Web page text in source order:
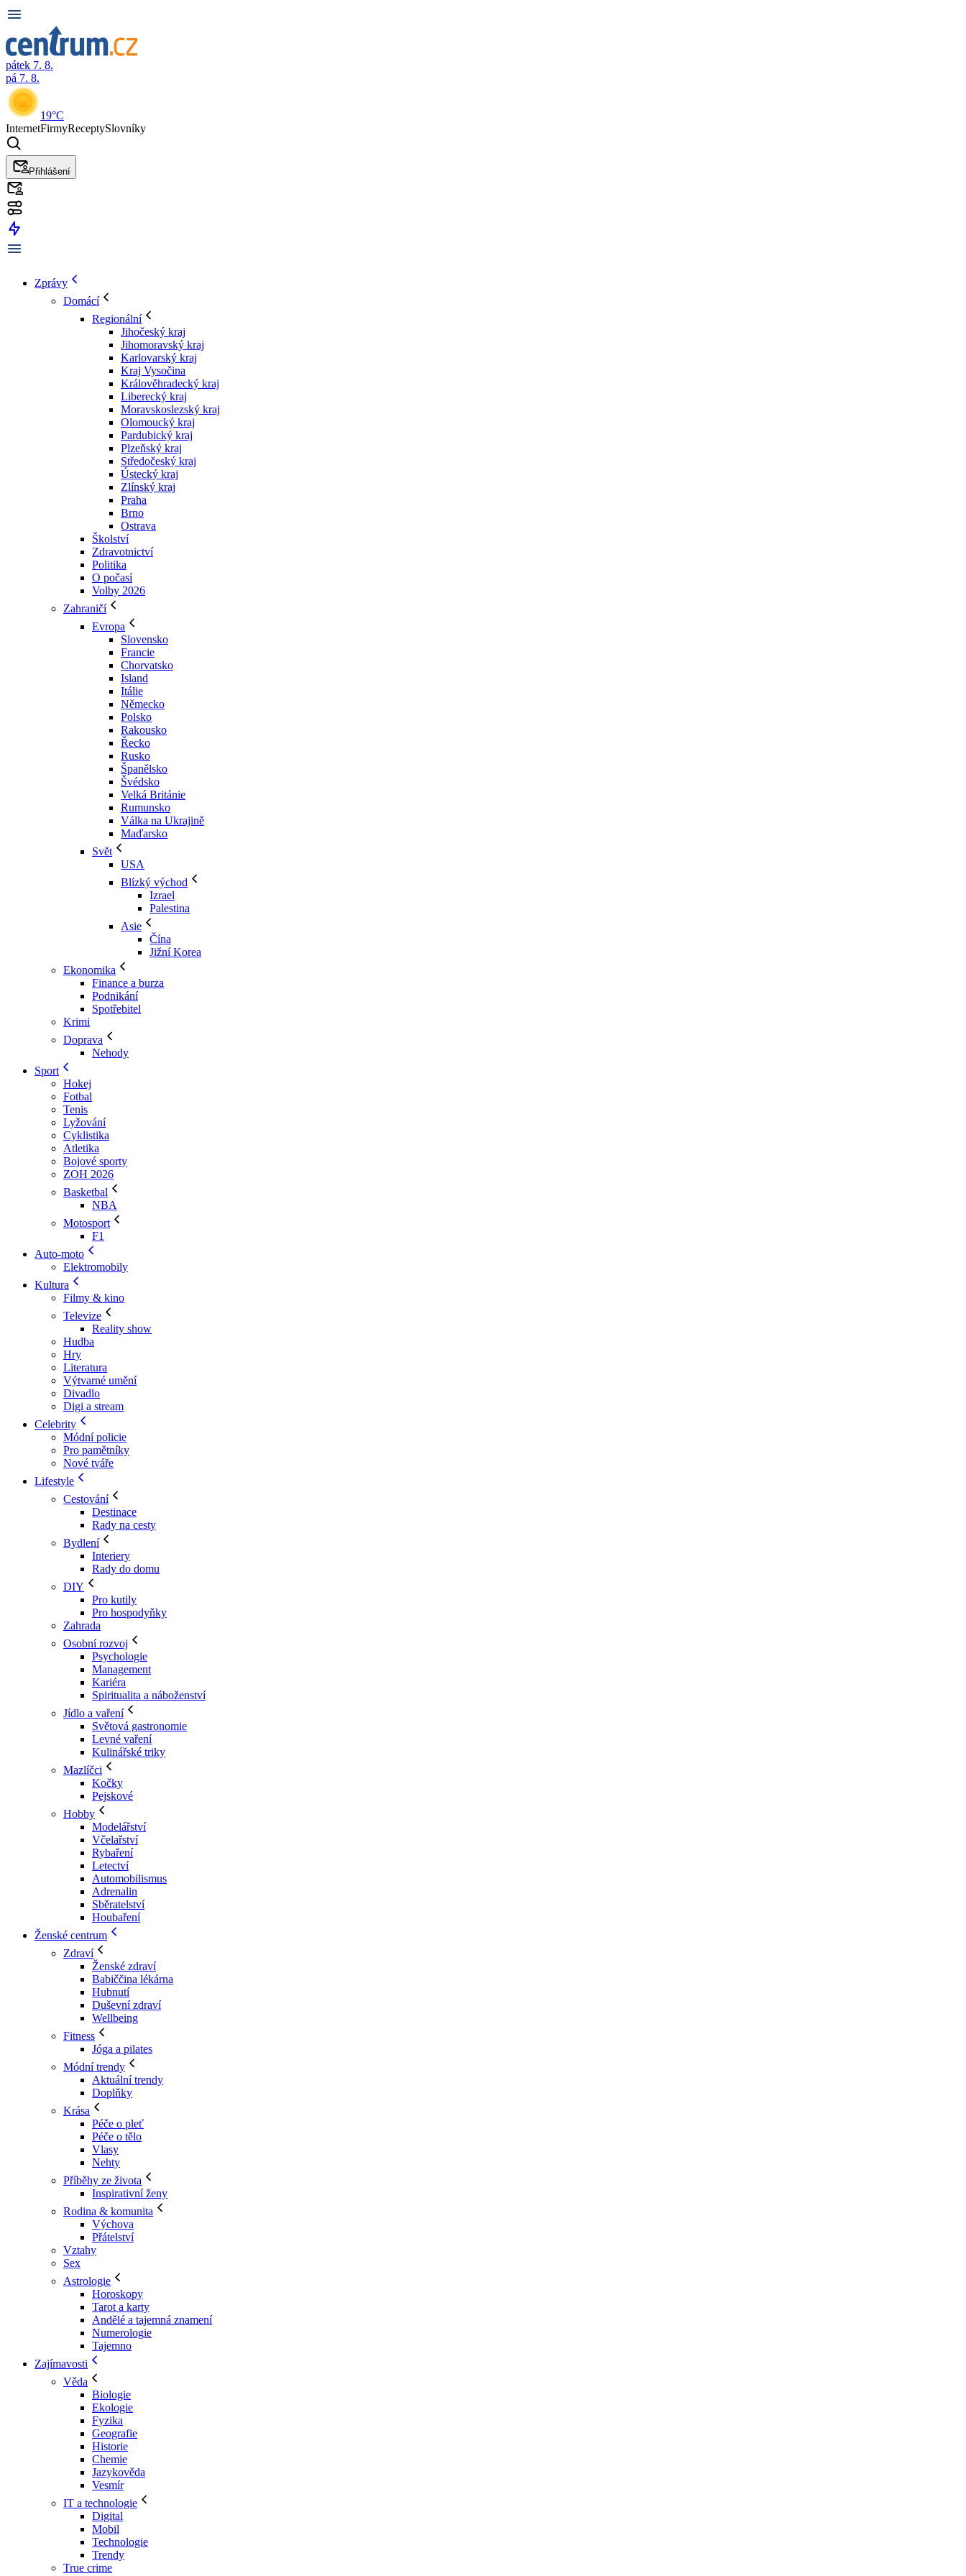
pátek 7. 8.
pá 7. 8.
19°C
InternetFirmyReceptySlovníky
Přihlášení
Zprávy
Domácí
Regionální
Jihočeský kraj
Jihomoravský kraj
Karlovarský kraj
Kraj Vysočina
Králověhradecký kraj
Liberecký kraj
Moravskoslezský kraj
Olomoucký kraj
Pardubický kraj
Plzeňský kraj
Středočeský kraj
Ústecký kraj
Zlínský kraj
Praha
Brno
Ostrava
Školství
Zdravotnictví
Politika
O počasí
Volby 2026
Zahraničí
Evropa
Slovensko
Francie
Chorvatsko
Island
Itálie
Německo
Polsko
Rakousko
Řecko
Rusko
Španělsko
Švédsko
Velká Británie
Rumunsko
Válka na Ukrajině
Maďarsko
Svět
USA
Blízký východ
Izrael
Palestina
Asie
Čína
Jižní Korea
Ekonomika
Finance a burza
Podnikání
Spotřebitel
Krimi
Doprava
Nehody
Sport
Hokej
Fotbal
Tenis
Lyžování
Cyklistika
Atletika
Bojové sporty
ZOH 2026
Basketbal
NBA
Motosport
F1
Auto-moto
Elektromobily
Kultura
Filmy & kino
Televize
Reality show
Hudba
Hry
Literatura
Výtvarné umění
Divadlo
Digi a stream
Celebrity
Módní policie
Pro pamětníky
Nové tváře
Lifestyle
Cestování
Destinace
Rady na cesty
Bydlení
Interiery
Rady do domu
DIY
Pro kutily
Pro hospodyňky
Zahrada
Osobní rozvoj
Psychologie
Management
Kariéra
Spiritualita a náboženství
Jídlo a vaření
Světová gastronomie
Levné vaření
Kulinářské triky
Mazlíčci
Kočky
Pejskové
Hobby
Modelářství
Včelařství
Rybaření
Letectví
Automobilismus
Adrenalin
Sběratelství
Houbaření
Ženské centrum
Zdraví
Ženské zdraví
Babiččina lékárna
Hubnutí
Duševní zdraví
Wellbeing
Fitness
Jóga a pilates
Módní trendy
Aktuální trendy
Doplňky
Krása
Péče o pleť
Péče o tělo
Vlasy
Nehty
Příběhy ze života
Inspirativní ženy
Rodina & komunita
Výchova
Přátelství
Vztahy
Sex
Astrologie
Horoskopy
Tarot a karty
Andělé a tajemná znamení
Numerologie
Tajemno
Zajímavosti
Věda
Biologie
Ekologie
Fyzika
Geografie
Historie
Chemie
Jazykověda
Vesmír
IT a technologie
Digital
Mobil
Technologie
Trendy
True crime